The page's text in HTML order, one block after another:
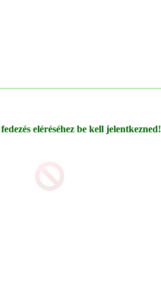
eléréséhez be kell jelentkezned!